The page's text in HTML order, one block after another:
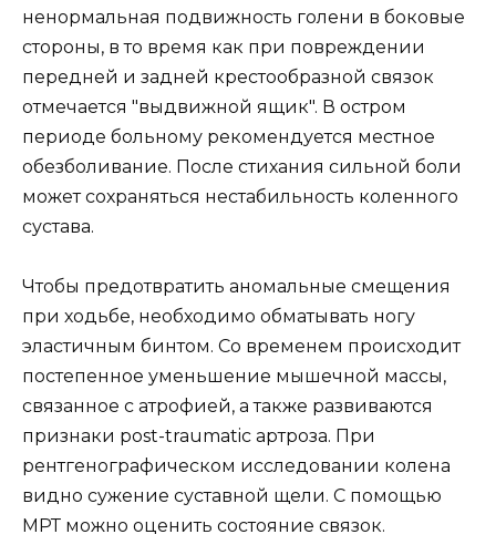
ненормальная подвижность голени в боковые
стороны, в то время как при повреждении
передней и задней крестообразной связок
отмечается "выдвижной ящик". В остром
периоде больному рекомендуется местное
обезболивание. После стихания сильной боли
может сохраняться нестабильность коленного
сустава.
Чтобы предотвратить аномальные смещения
при ходьбе, необходимо обматывать ногу
эластичным бинтом. Со временем происходит
постепенное уменьшение мышечной массы,
связанное с атрофией, а также развиваются
признаки post-traumatic артроза. При
рентгенографическом исследовании колена
видно сужение суставной щели. С помощью
МРТ можно оценить состояние связок.